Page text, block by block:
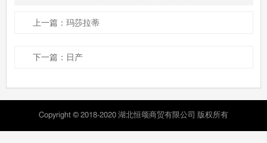
上一篇：玛莎拉蒂
下一篇：日产
Copyright © 2018-2020 湖北恒颂商贸有限公司 版权所有